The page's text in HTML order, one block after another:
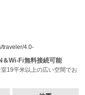
Wi-Fi無料接続可能
19平米以上の広い空間でお